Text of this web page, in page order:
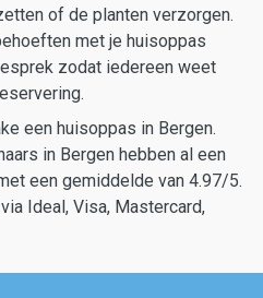
of de planten verzorgen.
met je huisoppas
zodat iedereen weet
een huisoppas in Bergen.
in Bergen hebben al een
een gemiddelde van 4.97/5.
Ideal, Visa, Mastercard,